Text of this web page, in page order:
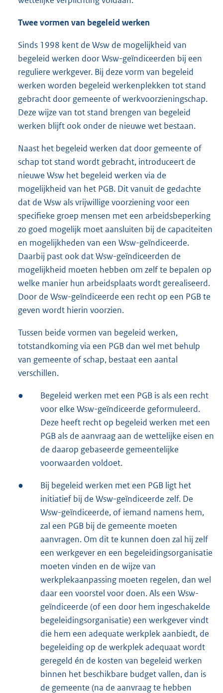
Twee vormen van begeleid werken
Sinds 1998 kent de Wsw de mogelijkheid van
begeleid werken door Wsw-geïndiceerden bij een
reguliere werkgever. Bij deze vorm van begeleid
werken worden begeleid werkenplekken tot stand
gebracht door gemeente of werkvoorzieningschap.
Deze wijze van tot stand brengen van begeleid
werken blijft ook onder de nieuwe wet bestaan.
Naast het begeleid werken dat door gemeente of
schap tot stand wordt gebracht, introduceert de
nieuwe Wsw het begeleid werken via de
mogelijkheid van het PGB. Dit vanuit de gedachte
dat de Wsw als vrijwillige voorziening voor een
specifieke groep mensen met een arbeidsbeperking
zo goed mogelijk moet aansluiten bij de capaciteiten
en mogelijkheden van een Wsw-geïndiceerde.
Daarbij past ook dat Wsw-geïndiceerden de
mogelijkheid moeten hebben om zelf te bepalen op
welke manier hun arbeidsplaats wordt gerealiseerd.
Door de Wsw-geïndiceerde een recht op een PGB te
geven wordt hierin voorzien.
Tussen beide vormen van begeleid werken,
totstandkoming via een PGB dan wel met behulp
van gemeente of schap, bestaat een aantal
verschillen.
●
Begeleid werken met een PGB is als een recht
voor elke Wsw-geïndiceerde geformuleerd.
Deze heeft recht op begeleid werken met een
PGB als de aanvraag aan de wettelijke eisen en
de daarop gebaseerde gemeentelijke
voorwaarden voldoet.
●
Bij begeleid werken met een PGB ligt het
initiatief bij de Wsw-geïndiceerde zelf. De
Wsw-geïndiceerde, of iemand namens hem,
zal een PGB bij de gemeente moeten
aanvragen. Om dit te kunnen doen zal hij zelf
een werkgever en een begeleidingsorganisatie
moeten vinden en de wijze van
werkplekaanpassing moeten regelen, dan wel
daar een voorstel voor doen. Als een Wsw-
geïndiceerde (of een door hem ingeschakelde
begeleidingsorganisatie) een werkgever vindt
die hem een adequate werkplek aanbiedt, de
begeleiding op de werkplek adequaat wordt
geregeld én de kosten van begeleid werken
binnen het beschikbare budget vallen, dan is
de gemeente (na de aanvraag te hebben